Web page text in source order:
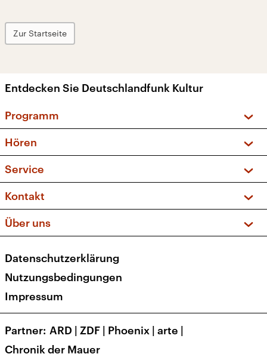
Zur Startseite
Entdecken Sie Deutschlandfunk Kultur
Programm
Sendungen und Podcasts
Musikliste
Kakadu – Das Kinderprogramm
Hören
Frequenzen (UKW + DAB+)
Service
FAQ
Apps
Newsletter
Veranstaltungen
Kontakt
Social Media
Über uns
Presse
Karriere
Transparenz
Datenschutzerklärung
Nutzungsbedingungen
Impressum
Partner ARD | ZDF | Phoenix | arte |
Chronik der Mauer